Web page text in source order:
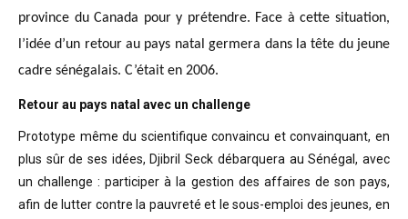
province du Canada pour y prétendre. Face à cette situation,
l’idée d’un retour au pays natal germera dans la tête du jeune
cadre sénégalais. C’était en 2006.
Retour au pays natal avec un challenge
Prototype même du scientifique convaincu et convainquant, en
plus sûr de ses idées, Djibril Seck débarquera au Sénégal, avec
un challenge : participer à la gestion des affaires de son pays,
afin de lutter contre la pauvreté et le sous-emploi des jeunes, en